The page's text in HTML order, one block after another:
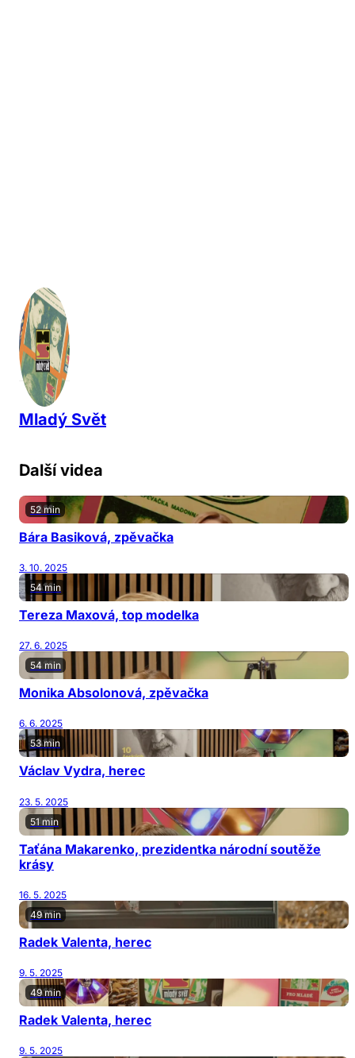
Mladý Svět
Další videa
52 min
Bára Basiková, zpěvačka
3. 10. 2025
54 min
Tereza Maxová, top modelka
27. 6. 2025
54 min
Monika Absolonová, zpěvačka
6. 6. 2025
53 min
Václav Vydra, herec
23. 5. 2025
51 min
Taťána Makarenko, prezidentka národní soutěže
krásy
16. 5. 2025
49 min
Radek Valenta, herec
9. 5. 2025
49 min
Radek Valenta, herec
9. 5. 2025